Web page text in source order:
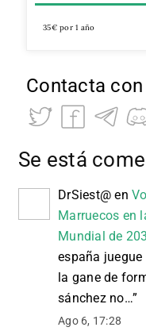
35€ por 1 año
Contacta
Se está
DrSiest@ en
Marruecos en
Mundial de
españa
la gane de
sánchez no…”
Ago 6, 17:28